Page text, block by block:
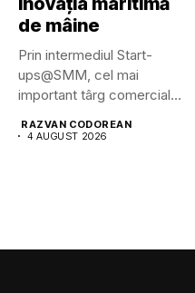
de mâine
Prin intermediul Start-
ups@SMM, cel mai
important târg comercial
RAZVAN CODOREAN
4 AUGUST 2026